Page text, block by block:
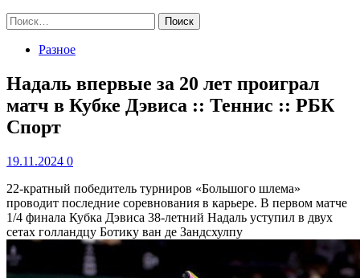
Найти:
Разное
Надаль впервые за 20 лет проиграл
матч в Кубке Дэвиса :: Теннис :: РБК
Спорт
19.11.2024 0
22-кратный победитель турниров «Большого шлема»
проводит последние соревнования в карьере. В первом матче
1/4 финала Кубка Дэвиса 38-летний Надаль уступил в двух
сетах голландцу Ботику ван де Зандсхулпу